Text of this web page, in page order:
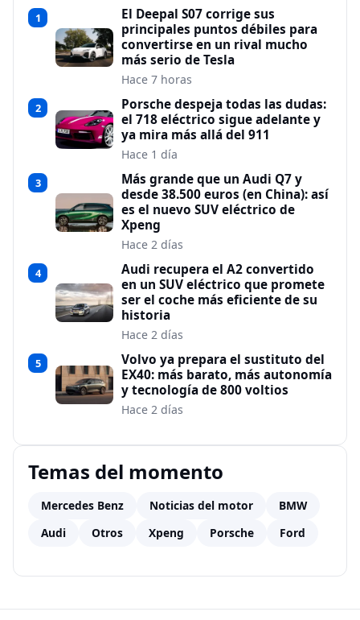
1
El Deepal S07 corrige sus
principales puntos débiles para
convertirse en un rival mucho
más serio de Tesla
Hace 7 horas
2
Porsche despeja todas las dudas:
el 718 eléctrico sigue adelante y
ya mira más allá del 911
Hace 1 día
3
Más grande que un Audi Q7 y
desde 38.500 euros (en China): así
es el nuevo SUV eléctrico de
Xpeng
Hace 2 días
4
Audi recupera el A2 convertido
en un SUV eléctrico que promete
ser el coche más eficiente de su
historia
Hace 2 días
5
Volvo ya prepara el sustituto del
EX40: más barato, más autonomía
y tecnología de 800 voltios
Hace 2 días
Temas del momento
Mercedes Benz Noticias del motor
BMW
Audi
Otros Xpeng Porsche Ford